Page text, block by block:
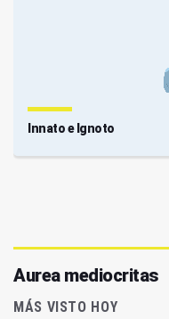
Innato e Ignoto
Aurea mediocritas
MÁS VISTO HOY